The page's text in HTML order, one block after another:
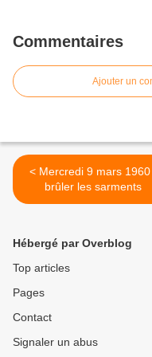
Commentaires
Ajouter un
< Mercredi 9 mars 1960 -
brûler les sarments
Hébergé par Overblog
Top articles
Pages
Contact
Signaler un abus